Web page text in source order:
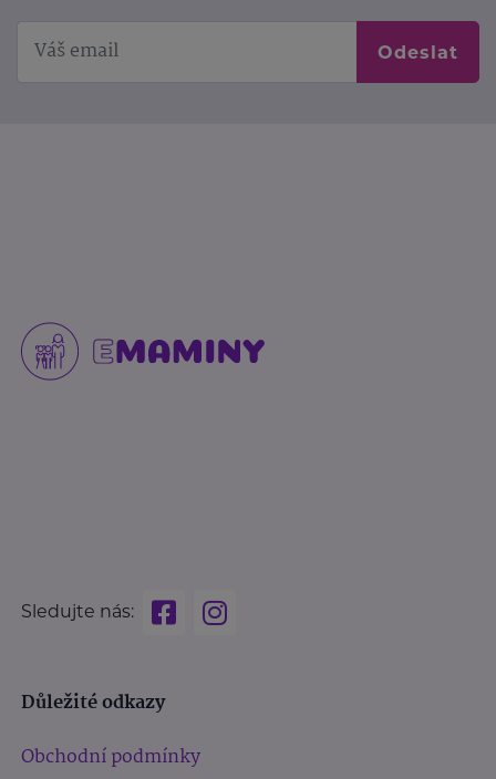
Odeslat
Sledujte nás:
Důležité odkazy
Obchodní podmínky